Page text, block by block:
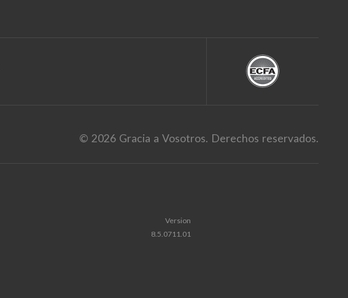
© 2026 Gracia a Vosotros. Derechos reservados.
Version
8.5.0711.01